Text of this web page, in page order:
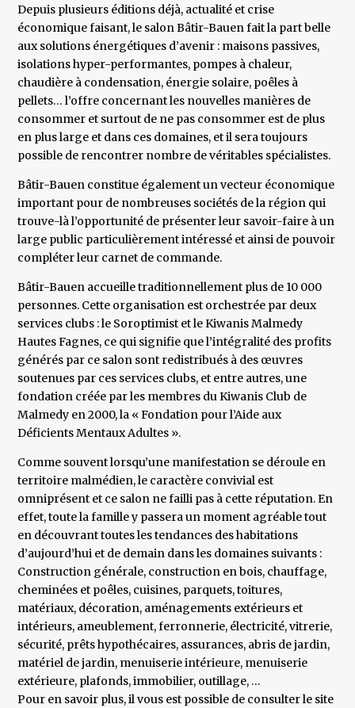
Depuis plusieurs éditions déjà, actualité et crise
économique faisant, le salon Bâtir-Bauen fait la part belle
aux solutions énergétiques d’avenir : maisons passives,
isolations hyper-performantes, pompes à chaleur,
chaudière à condensation, énergie solaire, poêles à
pellets… l’offre concernant les nouvelles manières de
consommer et surtout de ne pas consommer est de plus
en plus large et dans ces domaines, et il sera toujours
possible de rencontrer nombre de véritables spécialistes.
Bâtir-Bauen constitue également un vecteur économique
important pour de nombreuses sociétés de la région qui
trouve-là l’opportunité de présenter leur savoir-faire à un
large public particulièrement intéressé et ainsi de pouvoir
compléter leur carnet de commande.
Bâtir-Bauen accueille traditionnellement plus de 10 000
personnes. Cette organisation est orchestrée par deux
services clubs : le Soroptimist et le Kiwanis Malmedy
Hautes Fagnes, ce qui signifie que l’intégralité des profits
générés par ce salon sont redistribués à des œuvres
soutenues par ces services clubs, et entre autres, une
fondation créée par les membres du Kiwanis Club de
Malmedy en 2000, la « Fondation pour l’Aide aux
Déficients Mentaux Adultes ».
Comme souvent lorsqu’une manifestation se déroule en
territoire malmédien, le caractère convivial est
omniprésent et ce salon ne failli pas à cette réputation. En
effet, toute la famille y passera un moment agréable tout
en découvrant toutes les tendances des habitations
d’aujourd’hui et de demain dans les domaines suivants :
Construction générale, construction en bois, chauffage,
cheminées et poêles, cuisines, parquets, toitures,
matériaux, décoration, aménagements extérieurs et
intérieurs, ameublement, ferronnerie, électricité, vitrerie,
sécurité, prêts hypothécaires, assurances, abris de jardin,
matériel de jardin, menuiserie intérieure, menuiserie
extérieure, plafonds, immobilier, outillage, …
Pour en savoir plus, il vous est possible de consulter le site